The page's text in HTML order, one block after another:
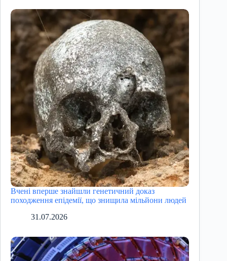
Вчені вперше знайшли генетичний доказ
походження епідемії, що знищила мільйони людей
31.07.2026